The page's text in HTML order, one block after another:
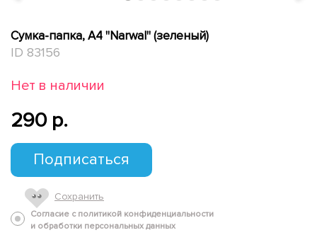
Сумка-папка, А4 "Narwal" (зеленый)
ID 83156
Нет в наличии
290 p.
Подписаться
Сохранить
Согласие с политикой конфиденциальности
и обработки персональных данных